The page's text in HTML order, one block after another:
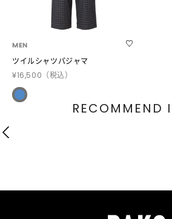
MEN
ツイルシャツパジャマ
¥16,500 （税込）
RECOMMEND